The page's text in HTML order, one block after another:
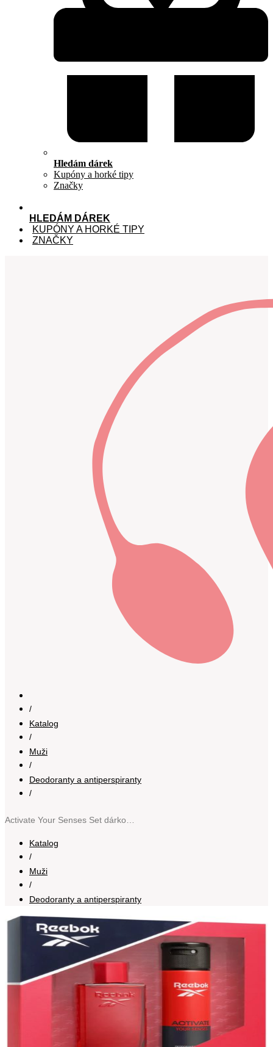
Hledám dárek
Kupóny a horké tipy
Značky
HLEDÁM DÁREK
KUPÓNY A HORKÉ TIPY
ZNAČKY
/
Katalog
/
Muži
/
Deodoranty a antiperspiranty
/
Katalog
/
Muži
/
Deodoranty a antiperspiranty